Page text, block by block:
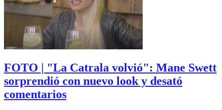
FOTO | "La Catrala volvió": Mane Swett
sorprendió con nuevo look y desató
comentarios